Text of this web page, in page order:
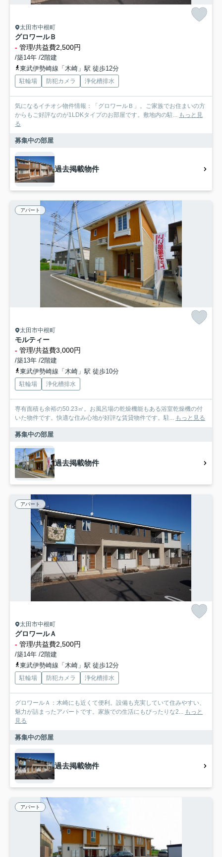
太田市中根町
グロワールＢ
- 管理/共益費2,500円
/築14年 /2階建
東武伊勢崎線「木崎」駅 徒歩12分
駐輪場 防犯カメラ 浄化槽排水
気になるイチオシ物件情報：「グロワールＢ」。ご家族でお住まいの方
からもご好評なのが1LDKタイプのお部屋です。敷地内の駐... もっと見
る
募集中の部屋
過去掲載物件
アパート
太田市中根町
モルティー
- 管理/共益費3,000円
/築13年 /2階建
東武伊勢崎線「木崎」駅 徒歩10分
駐輪場 浄化槽排水
専有面積も余裕の50.23㎡。お風呂場の乾燥機能もある浴室乾燥機の付
いた物件です。快適な住み心地が好評な賃貸物件です。駐... もっと見る
募集中の部屋
過去掲載物件
アパート
太田市中根町
グロワールＡ
- 管理/共益費2,500円
/築14年 /2階建
東武伊勢崎線「木崎」駅 徒歩12分
駐輪場 防犯カメラ 浄化槽排水
グロワールＡ：木崎にも近くて便利。設備も充実していて住みやすい、
魅力が詰まったアパートです。家族での生活にもぴったりな2... もっと
見る
募集中の部屋
過去掲載物件
アパート